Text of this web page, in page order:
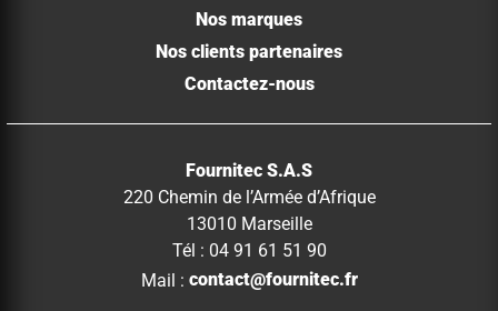
Nos marques
Nos clients partenaires
Contactez-nous
Fournitec S.A.S
220 Chemin de l’Armée d’Afrique
13010 Marseille
Tél : 04 91 61 51 90
Mail : contact@fournitec.fr